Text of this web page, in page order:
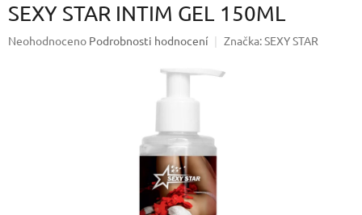
SEXY STAR INTIM GEL 150ML
Průměrné
Neohodnoceno Podrobnosti hodnocení Značka:SEXY STAR